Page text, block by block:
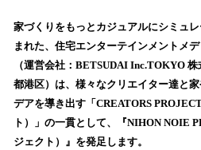
！
数
を
読
込
み
中
家づくりをもっとカジュアルにシミュ
まれた、住宅エンターテインメントメ
（運営会社：BETSUDAI Inc.TOKYO
都港区）は、様々なクリエイター達と
デアを導き出す「CREATORS
ト）」の一貫として、『NIHON NOIE
ジェクト）』を発足します。